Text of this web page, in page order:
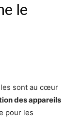
le
sont au cœur
des appareils
pour les